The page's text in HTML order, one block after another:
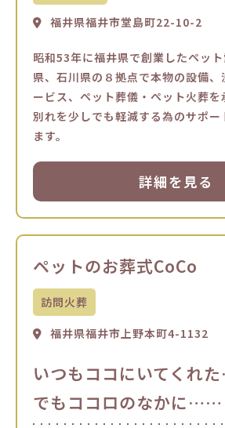
福井県福井市堂島町22-10-2
昭和53年に福井県で創業したペッ
県、石川県の８拠点で本物の設備、
ービス、ペット葬儀・ペット火葬を
別れを少しでも軽減する為のサポー
ます。
詳細を見る
ペットのお葬式CoCo
訪問火葬
福井県福井市上野本町4-1132
いつもココにいてくれ
でもココロのなかに……